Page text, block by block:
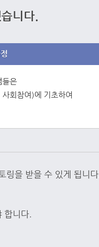
니다.
들은
회참여)에 기초하여
링을 받을 수 있게 됩니다.
니다.